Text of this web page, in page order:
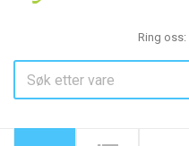
Ring oss: